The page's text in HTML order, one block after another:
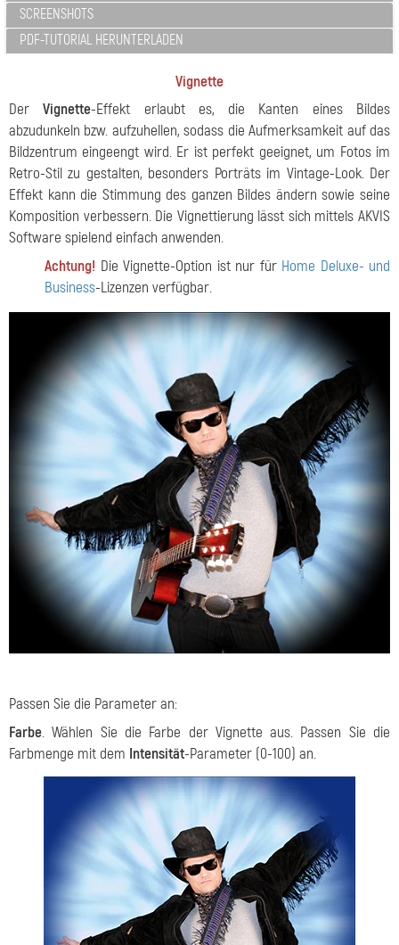
SCREENSHOTS
PDF-TUTORIAL HERUNTERLADEN
Vignette
DerVignette-Effekt erlaubt es, die Kanten eines Bildes
abzudunkeln bzw. aufzuhellen, sodass die Aufmerksamkeit auf das
Bildzentrum eingeengt wird. Er ist perfekt geeignet, um Fotos im
Retro-Stil zu gestalten, besonders Porträts im Vintage-Look. Der
Effekt kann die Stimmung des ganzen Bildes ändern sowie seine
Komposition verbessern. Die Vignettierung lässt sich mittels AKVIS
Software spielend einfach anwenden.
Achtung! Die Vignette-Option ist nur für Home Deluxe- und
Business-Lizenzen verfügbar.
Passen Sie die Parameter an:
Farbe. Wählen Sie die Farbe der Vignette aus. Passen Sie die
Farbmenge mit dem Intensität-Parameter (0-100) an.